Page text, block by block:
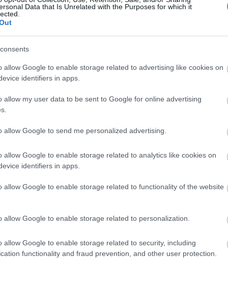
Data that Is Unrelated with the Purposes for which it
allow Google to enable storage related to advertising like cookies on
identifiers in apps.
allow my user data to be sent to Google for online advertising
allow Google to send me personalized advertising.
allow Google to enable storage related to analytics like cookies on
identifiers in apps.
allow Google to enable storage related to functionality of the website
allow Google to enable storage related to personalization.
allow Google to enable storage related to security, including
functionality and fraud prevention, and other user protection.
Τρεις ελληνικές πόλεις στους
31.07.2026